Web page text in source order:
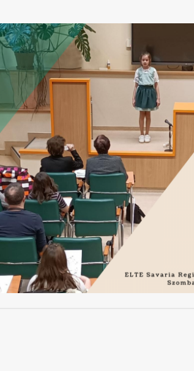
Hatos Ferenc Általános
Iskola és Alapfokú Művészeti
Iskola fiataljainak alkotásait
bemutató képgaléria
2026. július 03.